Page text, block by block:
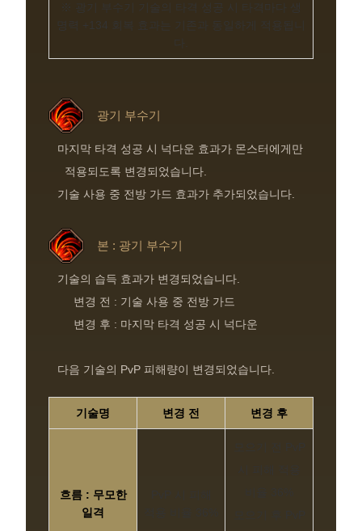
※ 광기 부수기 기술의 타격 성공 시 타격마다 생
명력 +134 회복 효과는 기존과 동일하게 적용됩니
다.
광기 부수기
마지막 타격 성공 시 넉다운 효과가 몬스터에게만
적용되도록 변경되었습니다.
기술 사용 중 전방 가드 효과가 추가되었습니다.
본 : 광기 부수기
기술의 습득 효과가 변경되었습니다.
변경 전 : 기술 사용 중 전방 가드
변경 후 : 마지막 타격 성공 시 넉다운
다음 기술의 PvP 피해량이 변경되었습니다.
기술명 변경 전 변경 후
흐름 : 무모한
일격